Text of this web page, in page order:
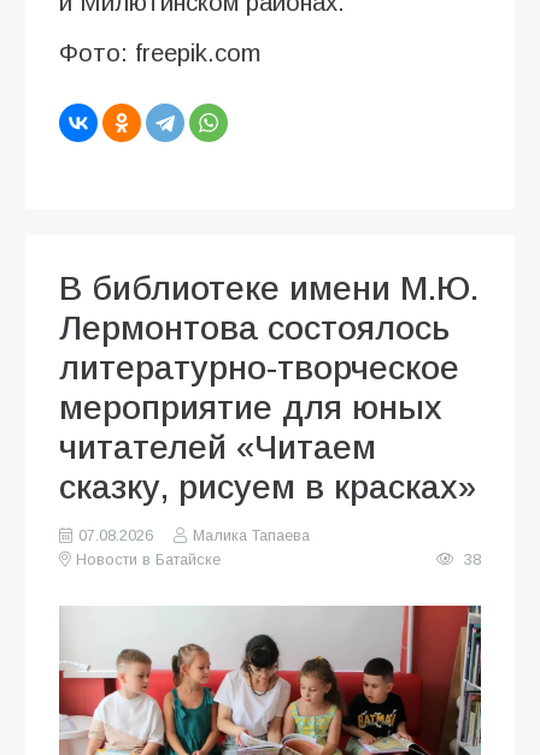
Фото: freepik.com
В библиотеке имени М.Ю.
Лермонтова состоялось
литературно-творческое
мероприятие для юных
читателей «Читаем
сказку, рисуем в красках»
07.08.2026
Малика Тапаева
Новости в Батайске
38